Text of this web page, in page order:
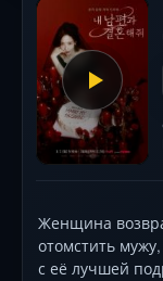
Женщина
отомстить
с её лучшей